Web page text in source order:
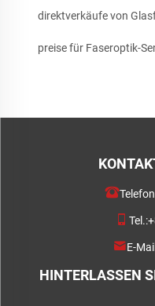
direktverkäufe von
preise für Faseroptik-
Tel.:
E-
HINTERLASSEN